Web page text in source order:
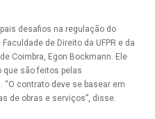
desafios na regulação do
de Direito da UFPR e da
Coimbra, Egon Bockmann. Ele
que são feitos pelas
contrato deve se basear em
de obras e serviços”, disse.